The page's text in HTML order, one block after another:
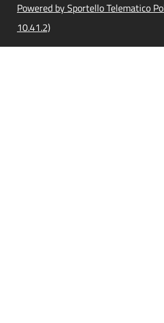
Powered by Sportello Telematico
10.41.2)